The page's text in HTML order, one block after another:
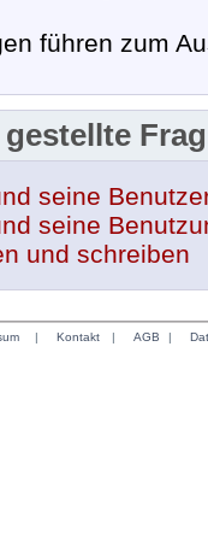
führen zum
seine
seine
und schreiben
| Kontakt | AGB |